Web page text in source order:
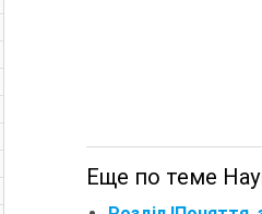
Еще по теме